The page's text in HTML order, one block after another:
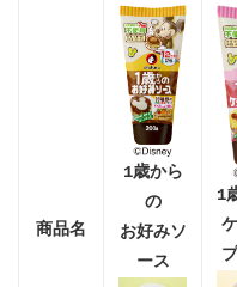
商品名
1歳から
の
お好みソ
ース
1